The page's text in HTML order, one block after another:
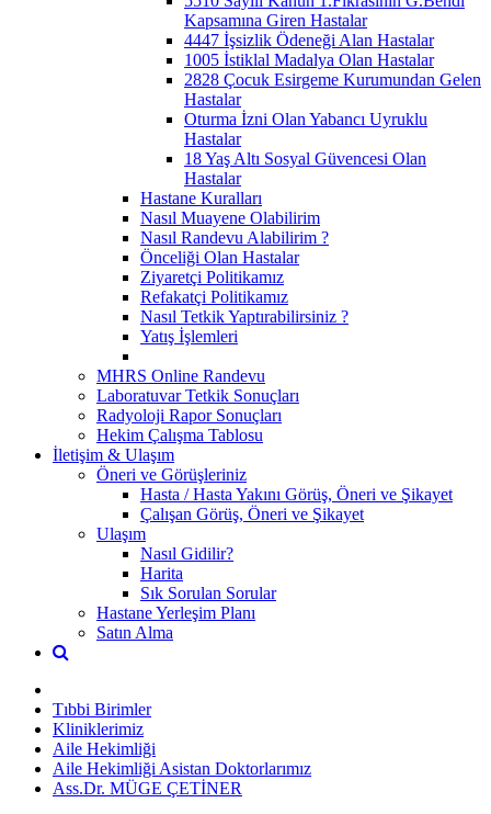
Kapsamına Giren Hastalar
4447 İşsizlik Ödeneği Alan Hastalar
1005 İstiklal Madalya Olan Hastalar
2828 Çocuk Esirgeme Kurumundan Gelen
Hastalar
Oturma İzni Olan Yabancı Uyruklu
Hastalar
18 Yaş Altı Sosyal Güvencesi Olan
Hastalar
Hastane Kuralları
Nasıl Muayene Olabilirim
Nasıl Randevu Alabilirim ?
Önceliği Olan Hastalar
Ziyaretçi Politikamız
Refakatçi Politikamız
Nasıl Tetkik Yaptırabilirsiniz ?
Yatış İşlemleri
MHRS Online Randevu
Laboratuvar Tetkik Sonuçları
Radyoloji Rapor Sonuçları
Hekim Çalışma Tablosu
İletişim & Ulaşım
Öneri ve Görüşleriniz
Hasta / Hasta Yakını Görüş, Öneri ve Şikayet
Çalışan Görüş, Öneri ve Şikayet
Ulaşım
Nasıl Gidilir?
Harita
Sık Sorulan Sorular
Hastane Yerleşim Planı
Satın Alma
Tıbbi Birimler
Kliniklerimiz
Aile Hekimliği
Aile Hekimliği Asistan Doktorlarımız
Ass.Dr. MÜGE ÇETİNER